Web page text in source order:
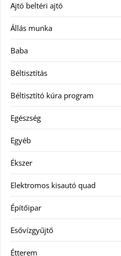
Ajtó beltéri ajtó
Állás munka
Baba
Béltisztítás
Béltisztító kúra program
Egészség
Egyéb
Ékszer
Elektromos kisautó quad
Építőipar
Esővízgyűjtő
Étterem